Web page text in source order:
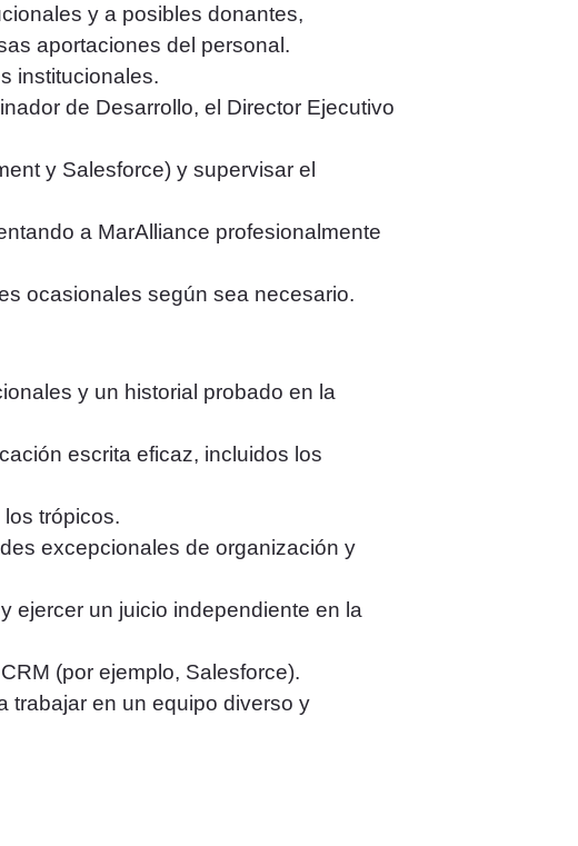
y a posibles donantes,
aportaciones del personal.
institucionales.
de Desarrollo, el Director Ejecutivo
y Salesforce) y supervisar el
a MarAlliance profesionalmente
ocasionales según sea necesario.
y un historial probado en la
escrita eficaz, incluidos los
trópicos.
excepcionales de organización y
ejercer un juicio independiente en la
(por ejemplo, Salesforce).
trabajar en un equipo diverso y